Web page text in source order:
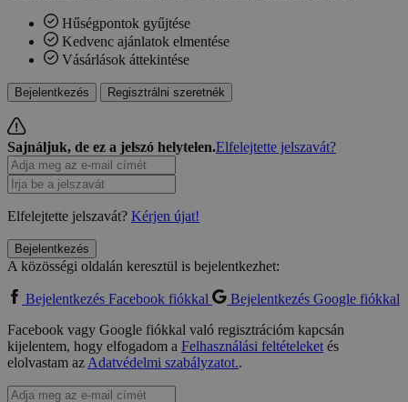
Hűségpontok gyűjtése
Kedvenc ajánlatok elmentése
Vásárlások áttekintése
Bejelentkezés Regisztrálni szeretnék
Sajnáljuk, de ez a jelszó helytelen.Elfelejtette jelszavát?
Elfelejtette jelszavát? Kérjen újat!
Bejelentkezés
A közösségi oldalán keresztül is bejelentkezhet:
Bejelentkezés Facebook fiókkal
Bejelentkezés Google fiókkal
Facebook vagy Google fiókkal való regisztrációm kapcsán
kijelentem, hogy elfogadom a Felhasználási feltételeketés
elolvastam azAdatvédelmi szabályzatot..